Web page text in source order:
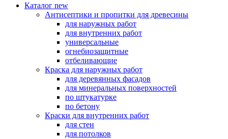
Каталог new
Антисептики и пропитки для древесины
для наружных работ
для внутренних работ
универсальные
огнебиозащитные
отбеливающие
Краска для наружных работ
для деревянных фасадов
для минеральных поверхностей
по штукатурке
по бетону
Краски для внутренних работ
для стен
для потолков